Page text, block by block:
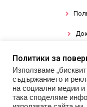
Политики за
Използваме
съдържанието и
на социални медии
така споделяме